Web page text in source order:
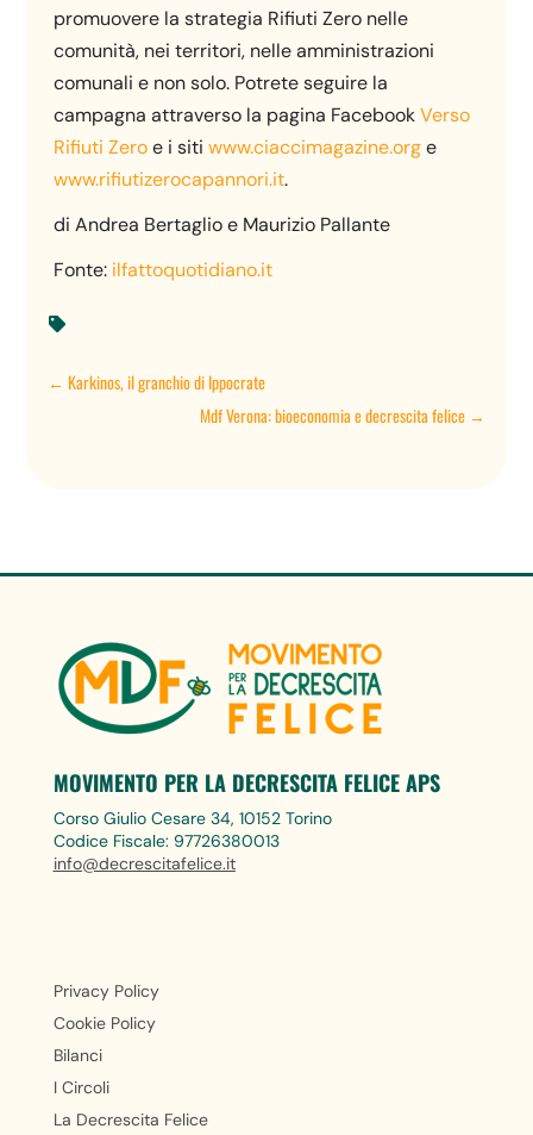
promuovere la strategia Rifiuti Zero nelle
comunità, nei territori, nelle amministrazioni
comunali e non solo. Potrete seguire la
campagna attraverso la pagina FacebookVerso
Rifiuti Zeroe i sitiwww.ciaccimagazine.orge
www.rifiutizerocapannori.it.
di Andrea Bertaglio e Maurizio Pallante
Fonte: ilfattoquotidiano.it

←Karkinos, il granchio di Ippocrate
Mdf Verona: bioeconomia e decrescita felice→
MOVIMENTO PER LA DECRESCITA FELICE APS
Corso Giulio Cesare 34, 10152 Torino
Codice Fiscale: 97726380013
info@decrescitafelice.it
Privacy Policy
Cookie Policy
Bilanci
I Circoli
La Decrescita Felice